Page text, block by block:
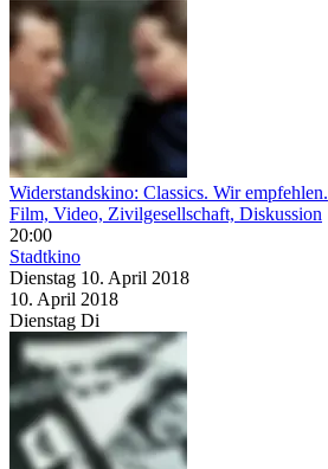
Widerstandskino: Classics. Wir empfehlen.
Film, Video, Zivilgesellschaft, Diskussion
20:00
Stadtkino
Dienstag 10. April 2018
10. April 2018
Dienstag Di